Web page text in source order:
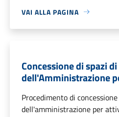
VAI ALLA PAGINA
Concessione di spazi
dell'Amministrazione
Procedimento di
dell'amministrazione per